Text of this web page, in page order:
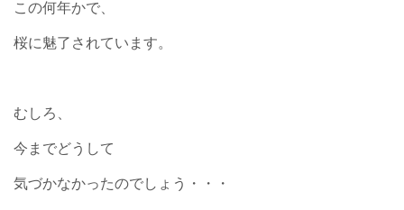
この何年かで、
桜に魅了されています。
むしろ、
今までどうして
気づかなかったのでしょう・・・